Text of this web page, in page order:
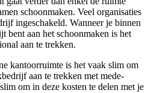
schoonmaken. Veel organisaties
ingeschakeld. Wanneer je binnen
bent aan het schoonmaken is het
aan te trekken.
kantoorruimte is het vaak slim om
aan te trekken met mede-
om in deze kosten te delen met je